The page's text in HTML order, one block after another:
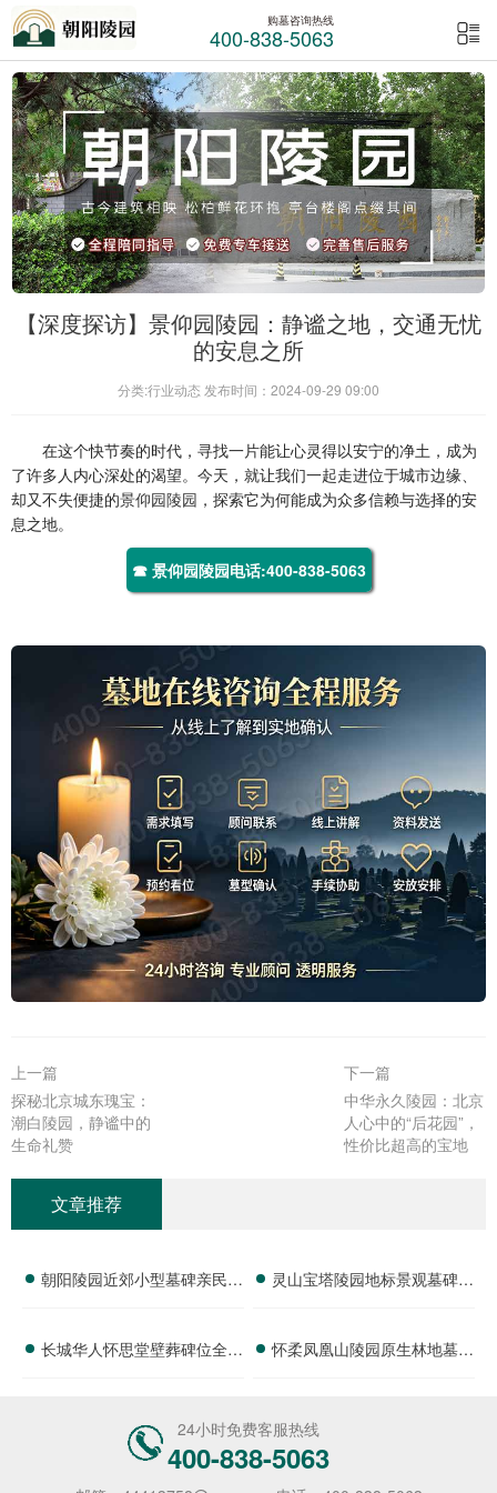
购墓咨询热线
400-838-5063
【深度探访】景仰园陵园：静谧之地，交通无忧
的安息之所
分类:行业动态 发布时间：2024-09-29 09:00
在这个快节奏的时代，寻找一片能让心灵得以安宁的净土，成为
了许多人内心深处的渴望。今天，就让我们一起走进位于城市边缘、
却又不失便捷的景仰园陵园 ，探索它为何能成为众多信赖与选择的安
息之地。
☎ 景仰园陵园电话:400-838-5063
上一篇
探秘北京城东瑰宝：
潮白陵园，静谧中的
生命礼赞‌
下一篇
中华永久陵园：北京
人心中的“后花园”，
性价比超高的宝地‌
文章推荐
朝阳陵园近郊小型墓碑亲民价
利详解
灵山宝塔陵园地标景观墓碑底
解
长城华人怀思堂壁葬碑位全年
怀柔凤凰山陵园原生林地墓碑
24小时免费客服热线
400-838-5063